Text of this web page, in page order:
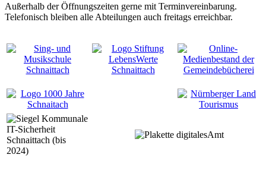
Außerhalb der Öffnungszeiten gerne mit Terminvereinbarung.
Telefonisch bleiben alle Abteilungen auch freitags erreichbar.